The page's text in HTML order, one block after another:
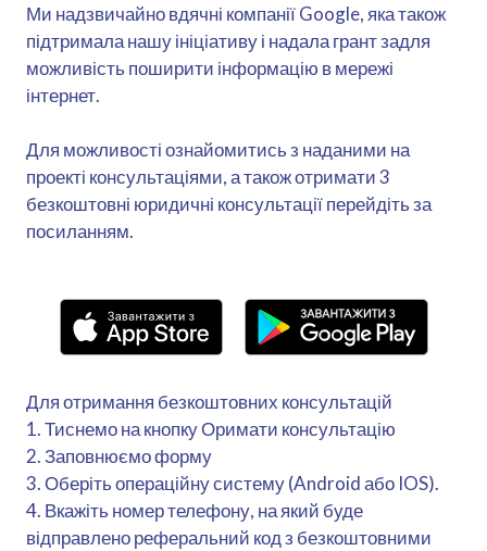
Ми надзвичайно вдячні компанії Google, яка також
підтримала нашу ініціативу і надала грант задля
можливість поширити інформацію в мережі
інтернет.
Для можливості ознайомитись з наданими на
проекті консультаціями, а також отримати 3
безкоштовні юридичні консультації перейдіть за
посиланням.
Для отримання безкоштовних консультацій
1. Тиснемо на кнопку Оримати консультацію
2. Заповнюємо форму
3. Оберіть операційну систему (Android або IOS).
4. Вкажіть номер телефону, на який буде
відправлено реферальний код з безкоштовними